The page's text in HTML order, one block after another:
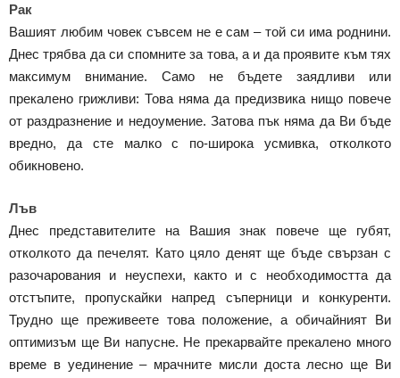
Рак
Вашият любим човек съвсем не е сам – той си има роднини.
Днес трябва да си спомните за това, а и да проявите към тях
максимум внимание. Само не бъдете заядливи или
прекалено грижливи: Това няма да предизвика нищо повече
от раздразнение и недоумение. Затова пък няма да Ви бъде
вредно, да сте малко с по-широка усмивка, отколкото
обикновено.
Лъв
Днес представителите на Вашия знак повече ще губят,
отколкото да печелят. Като цяло денят ще бъде свързан с
разочарования и неуспехи, както и с необходимостта да
отстъпите, пропускайки напред съперници и конкуренти.
Трудно ще преживеете това положение, а обичайният Ви
оптимизъм ще Ви напусне. Не прекарвайте прекалено много
време в уединение – мрачните мисли доста лесно ще Ви